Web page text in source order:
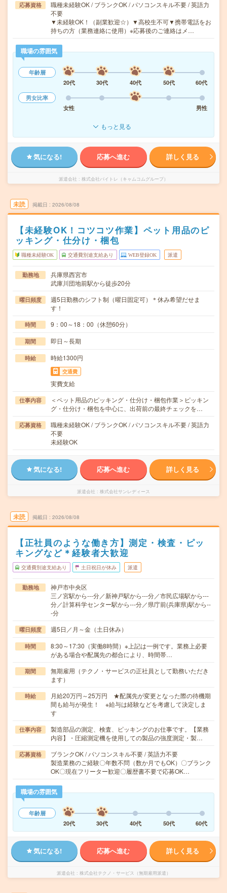
応募資格
職種未経験OK / ブランクOK / パソコンスキル不要 / 英語力
不要
▼未経験OK！（副業歓迎☆）▼高校生不可▼携帯電話をお
持ちの方（業務連絡に使用）※応募後のご連絡はメ…
職場の雰囲気
年齢層
20代
30代 40代 50代
60代
男女比率
女性
男性
もっと見る
気になる! 応募へ進む 詳しく見る
派遣会社 株式会社バイトレ（キャムコムグループ）
未読 掲載日 2026/08/08
【未経験OK！コツコツ作業】ペット用品のピ
ッキング・仕分け・梱包
職種未経験OK 交通費別途支給あり WEB登録OK 派遣
勤務地
兵庫県西宮市
武庫川団地前駅から徒歩20分
曜日頻度
週5日勤務のシフト制（曜日固定可）＊休み希望だせま
す！
時間 9：00～18：00（休憩60分）
期間 即日～長期
時給 時給1300円
交通費
実費支給
仕事内容
＜ペット用品のピッキング・仕分け・梱包作業＞ピッキン
グ・仕分け・梱包を中心に、出荷前の最終チェックを…
応募資格
職種未経験OK / ブランクOK / パソコンスキル不要 / 英語力
不要
未経験OK
気になる! 応募へ進む 詳しく見る
派遣会社 株式会社サンレディース
未読 掲載日 2026/08/08
【正社員のような働き方】測定・検査・ピッ
キングなど＊経験者大歓迎
交通費別途支給あり 土日祝日が休み 派遣
勤務地
神戸市中央区
三ノ宮駅から---分／新神戸駅から---分／市民広場駅から---
分／計算科学センター駅から---分／県庁前(兵庫県)駅から--
-分
曜日頻度 週5日／月～金（土日休み）
時間
8:30～17:30（実働8時間）※上記は一例です。業務上必要
がある場合や配属先の都合により、時間帯…
期間
無期雇用（テクノ・サービスの正社員として勤務いただき
ます）
時給
月給20万円～25万円 ★配属先が変更となった際の待機期
間も給与が発生！ ※給与は経験などを考慮して決定しま
す
仕事内容
製造部品の測定、検査、ピッキングのお仕事です。【業務
内容】・圧縮測定機を使用しての製品の強度測定・製…
応募資格
ブランクOK / パソコンスキル不要 / 英語力不要
製造業務のご経験〇年数不問（数か月でもOK）〇ブランク
OK〇現在フリーター歓迎〇履歴書不要で応募OK…
職場の雰囲気
年齢層
20代
30代 40代 50代 60代
気になる! 応募へ進む 詳しく見る
派遣会社 株式会社テクノ・サービス（無期雇用派遣）